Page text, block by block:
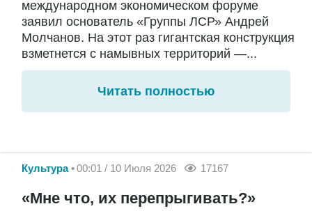
международном экономическом форуме
заявил основатель «Группы ЛСР» Андрей
Молчанов. На этот раз гигантская конструкция
взметнется с намывных территорий —...
Читать полностью
Культура 00:01 / 10 Июля 2026 17167
«Мне что, их перепрыгивать?»